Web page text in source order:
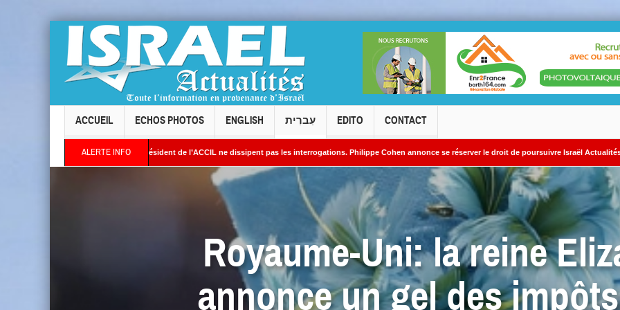
ACCUEIL ECHOS PHOTOS ENGLISH עִברִית EDITO CONTACT
ALERTE INFO
: les réponses du président de l’ACCIL ne dissipent pas les interrogations. Philippe Cohen annonce se réserver le droit de poursuivre Israël Actualités en diffamation.
Des images satellites révèlent une activité jugée « inquiétante » sur des sites nucléaires iraniens
Royaume-Uni: la reine
annonce un gel des